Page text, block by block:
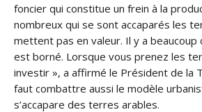
foncier qui constitue un frein à la
nombreux qui se sont accaparés les
mettent pas en valeur. Il y a
est borné. Lorsque vous prenez les
investir », a affirmé le Président de la
faut combattre aussi le modèle
s’accapare des terres arables.